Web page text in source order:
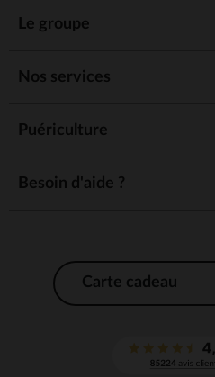
Le groupe
Nos services
Puériculture
Besoin d'aide ?
Carte cadeau